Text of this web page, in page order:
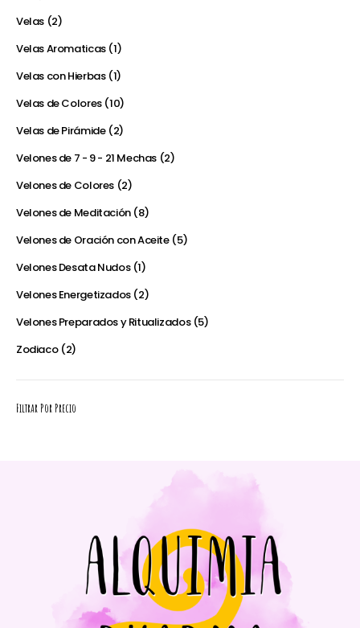
Velas 2
Velas Aromaticas 1
Velas con Hierbas 1
Velas de Colores 10
Velas de Pirámide 2
Velones de 7 - 9 - 21 Mechas 2
Velones de Colores 2
Velones de Meditación 8
Velones de Oración con Aceite 5
Velones Desata Nudos 1
Velones Energetizados 2
Velones Preparados y Ritualizados 5
Zodiaco 2
Filtrar Por Precio